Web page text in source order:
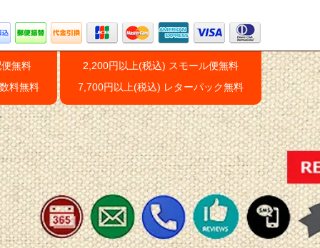
無料
料無料
2,200円以上(税込) スモール便無料
7,700円以上(税込) レターパック無料